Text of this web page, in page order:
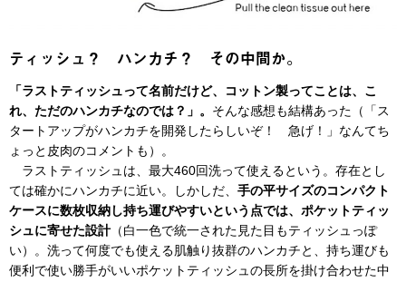
ティッシュ？ ハンカチ？ その中間か。
「ラストティッシュって名前だけど、コットン製ってことは、こ
れ、ただのハンカチなのでは？」。 そんな感想も結構あった（「ス
タートアップがハンカチを開発したらしいぞ！ 急げ！」なんてち
ょっと皮肉のコメントも）。
ラストティッシュは、最大460回洗って使えるという。存在とし
ては確かにハンカチに近い。しかしだ、 手の平サイズのコンパクト
ケースに数枚収納し持ち運びやすいという点では、ポケットティッ
シュに寄せた設計（白一色で統一された見た目もティッシュっぽ
い）。洗って何度でも使える肌触り抜群のハンカチと、持ち運びも
便利で使い勝手がいいポケットティッシュの長所を掛け合わせた中